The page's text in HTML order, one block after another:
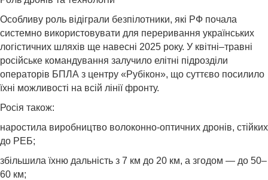
Особливу роль відіграли безпілотники, які РФ почала
системно використовувати для переривання українських
логістичних шляхів ще навесні 2025 року. У квітні–травні
російське командування залучило елітні підрозділи
операторів БПЛА з центру «Рубікон», що суттєво посилило
їхні можливості на всій лінії фронту.
Росія також:
наростила виробництво волоконно-оптичних дронів, стійких
до РЕБ;
збільшила їхню дальність з 7 км до 20 км, а згодом — до 50–
60 км;